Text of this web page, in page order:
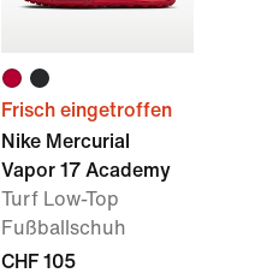
Frisch eingetroffen
Nike Mercurial
Vapor 17 Academy
Turf Low-Top
Fußballschuh
CHF 105